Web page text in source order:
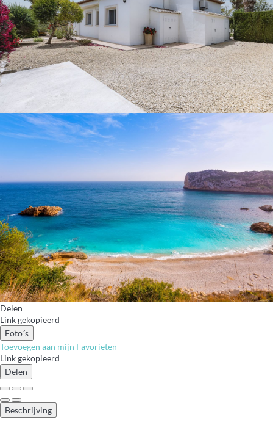
Delen
Link gekopieerd
Foto´s
Toevoegen aan mijn Favorieten
Link gekopieerd
Delen
Beschrijving